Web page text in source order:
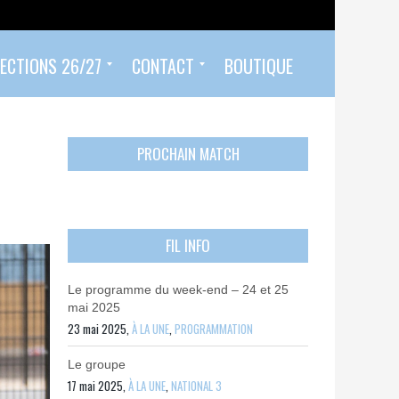
26/27 CONTACT BOUTIQUE
PROCHAIN MATCH
FIL INFO
Le programme du week-end – 24 et 25
mai 2025
23 mai 2025,À LA UNE,PROGRAMMATION
Le groupe
17 mai 2025,À LA UNE,NATIONAL 3